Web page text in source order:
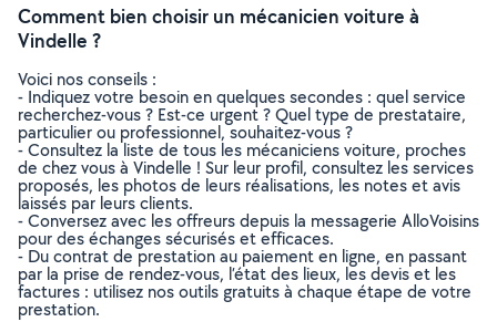
Comment bien choisir un mécanicien voiture à
Vindelle ?
Voici nos conseils :
- Indiquez votre besoin en quelques secondes : quel service
recherchez-vous ? Est-ce urgent ? Quel type de prestataire,
particulier ou professionnel, souhaitez-vous ?
- Consultez la liste de tous les mécaniciens voiture, proches
de chez vous à Vindelle ! Sur leur profil, consultez les services
proposés, les photos de leurs réalisations, les notes et avis
laissés par leurs clients.
- Conversez avec les offreurs depuis la messagerie AlloVoisins
pour des échanges sécurisés et efficaces.
- Du contrat de prestation au paiement en ligne, en passant
par la prise de rendez-vous, l’état des lieux, les devis et les
factures : utilisez nos outils gratuits à chaque étape de votre
prestation.